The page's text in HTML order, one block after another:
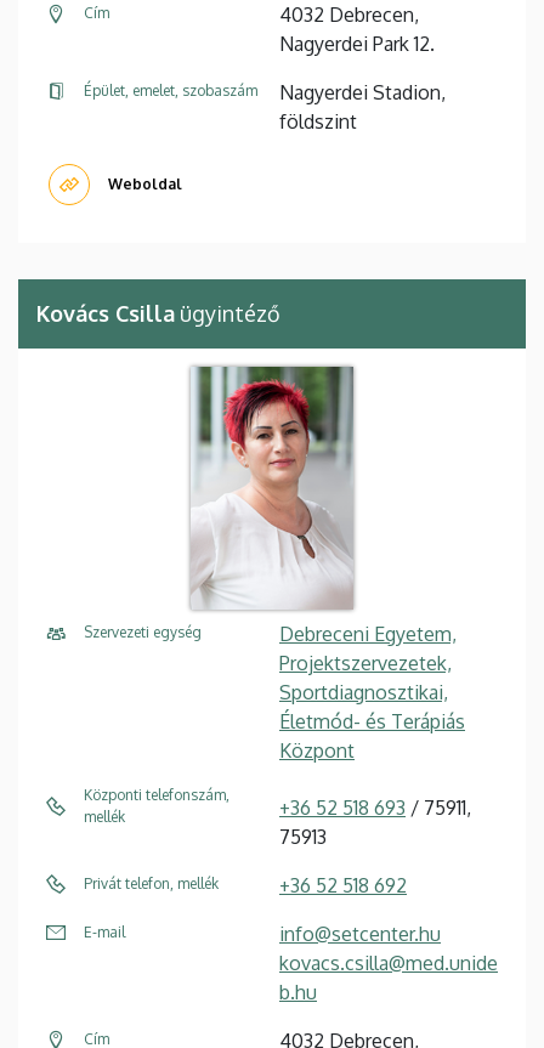
Cím
4032 Debrecen,
Nagyerdei Park 12.
Épület, emelet, szobaszám
Nagyerdei Stadion,
földszint
Weboldal
Kovács Csilla ügyintéző
Szervezeti egység
Debreceni Egyetem,
Projektszervezetek,
Sportdiagnosztikai,
Életmód- és Terápiás
Központ
Központi telefonszám,
mellék
+36 52 518 693 / 75911,
75913
Privát telefon, mellék +36 52 518 692
E-mail
info@setcenter.hu
kovacs.csilla@med.unide
b.hu
Cím
4032 Debrecen,